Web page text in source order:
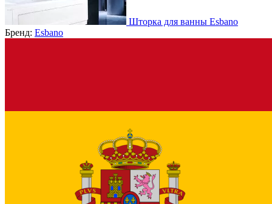
Шторка для ванны Esbano
Бренд: Esbano